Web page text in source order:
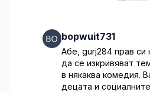
bopwuit731
Абе, gurj284 прав си
да се изкривяват
в някаква комедия.
децата и